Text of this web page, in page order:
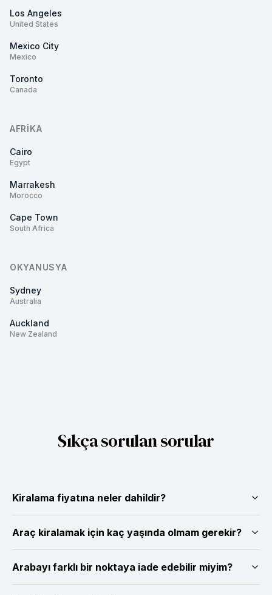
Los Angeles
United States
Mexico City
Mexico
Toronto
Canada
AFRIKA
Cairo
Egypt
Marrakesh
Morocco
Cape Town
South Africa
OKYANUSYA
Sydney
Australia
Auckland
New Zealand
Sıkça sorulan sorular
Kiralama fiyatına neler dahildir?
Araç kiralamak için kaç yaşında olmam gerekir?
Arabayı farklı bir noktaya iade edebilir miyim?